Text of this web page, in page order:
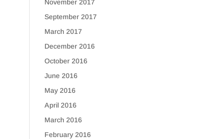
November 2017
September 2017
March 2017
December 2016
October 2016
June 2016
May 2016
April 2016
March 2016
February 2016